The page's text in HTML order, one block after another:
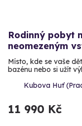
Rodinný pobyt
neomezeným
Místo, kde se vaše
bazénu nebo si užít
Kubova Huť
11 990 Kč